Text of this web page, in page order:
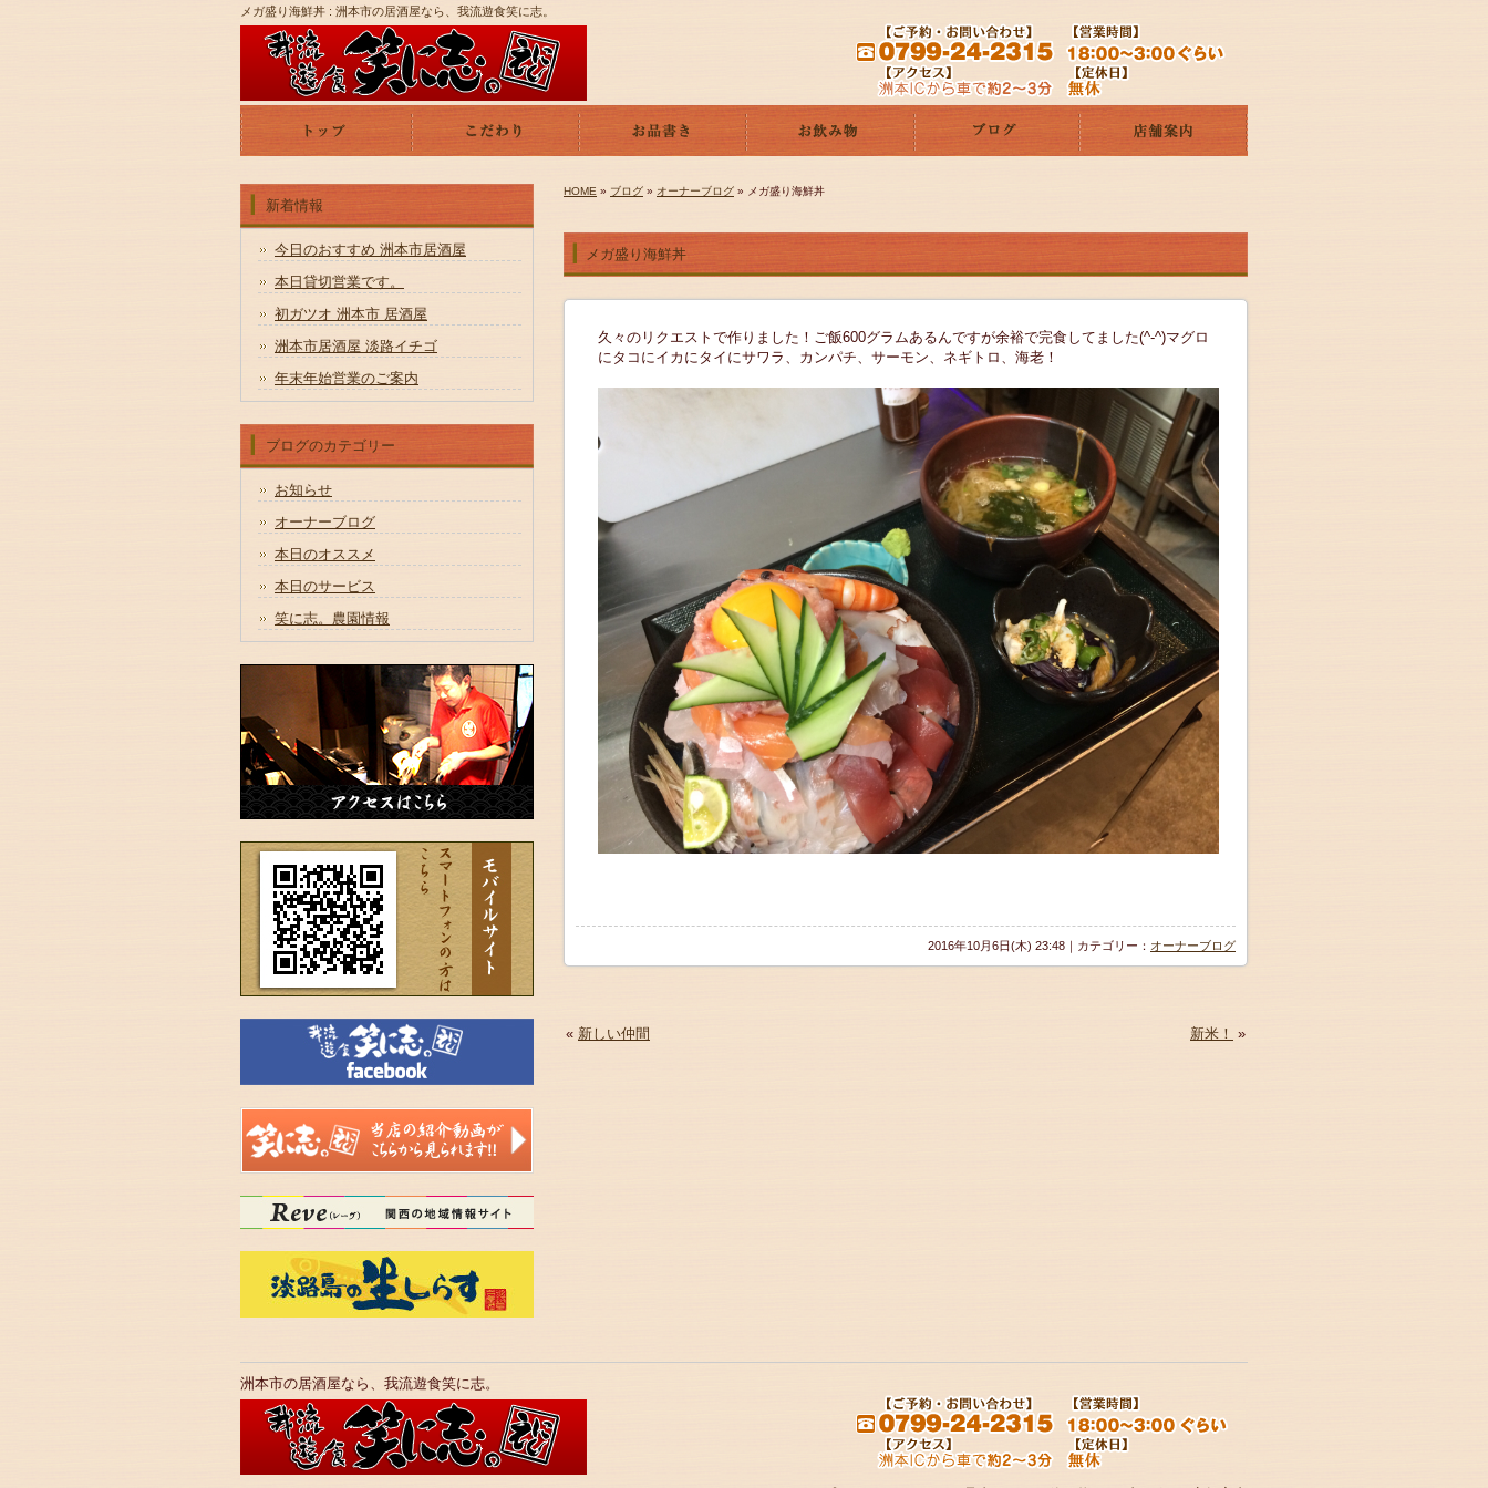
メガ盛り海鮮丼 : 洲本市の居酒屋なら、我流遊食笑に志。
HOME » ブログ » オーナーブログ » メガ盛り海鮮丼
メガ盛り海鮮丼
久々のリクエストで作りました！ご飯600グラムあるんですが余裕で完食してました(^-^)マグロ
にタコにイカにタイにサワラ、カンパチ、サーモン、ネギトロ、海老！
2016年10月6日(木) 23:48｜カテゴリー： オーナーブログ
« 新しい仲間 新米！ »
新着情報
今日のおすすめ 洲本市居酒屋
本日貸切営業です。
初ガツオ 洲本市 居酒屋
洲本市居酒屋 淡路イチゴ
年末年始営業のご案内
ブログのカテゴリー
お知らせ
オーナーブログ
本日のオススメ
本日のサービス
笑に志。農園情報
洲本市の居酒屋なら、我流遊食笑に志。